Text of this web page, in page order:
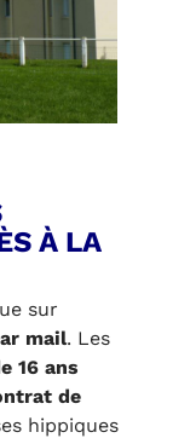
À LA
sur
mail. Les
16 ans
de
hippiques